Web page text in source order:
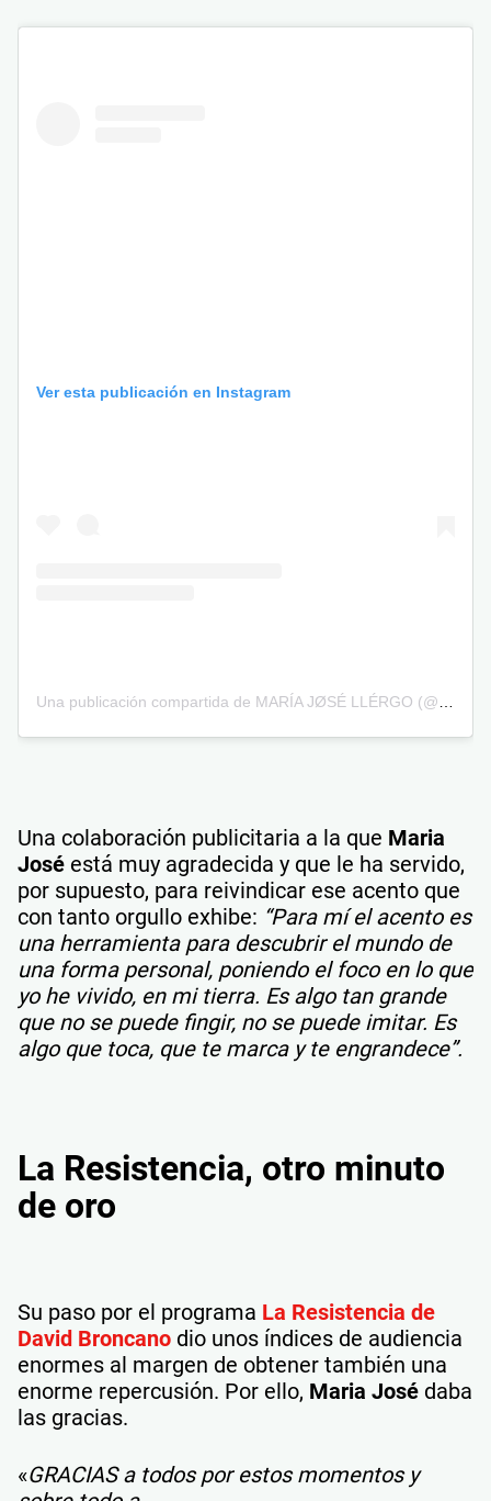
Ver esta publicación en Instagram
Una colaboración publicitaria a la que Maria
José está muy agradecida y que le ha servido,
por supuesto, para reivindicar ese acento que
con tanto orgullo exhibe: “Para mí el acento es
una herramienta para descubrir el mundo de
una forma personal, poniendo el foco en lo que
yo he vivido, en mi tierra. Es algo tan grande
que no se puede fingir, no se puede imitar. Es
algo que toca, que te marca y te engrandece”.
La Resistencia, otro minuto
de oro
Su paso por el programa La Resistencia de
David Broncano dio unos índices de audiencia
enormes al margen de obtener también una
enorme repercusión. Por ello, Maria José daba
las gracias.
«GRACIAS a todos por estos momentos y